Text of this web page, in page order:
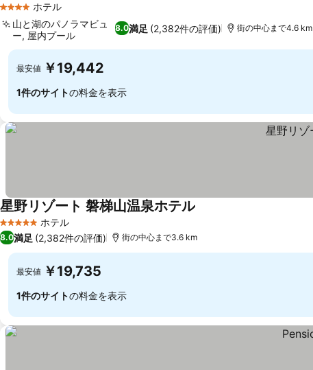
4 ホテルのランク
ホテル
8.0満足 (2,382件の評価)
山と湖のパノラマビュ
ー, 屋内プール
街の中心まで4.6 km
最安値 ￥19,442
1件のサイトの料金を表示
5 ホテルのランク
ホテル
星野リゾート 磐梯山温泉ホテル
8.0満足 (2,382件の評価) 街の中心まで3.6 km
最安値 ￥19,735
1件のサイトの料金を表示